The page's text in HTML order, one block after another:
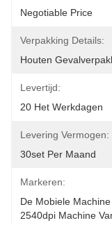
Negotiable Price
Verpakking Details:
Houten
Levertijd:
20 Het Werkdagen
Levering Vermogen:
30set Per Maand
Markeren:
De Mobiele
2540dpi Machine